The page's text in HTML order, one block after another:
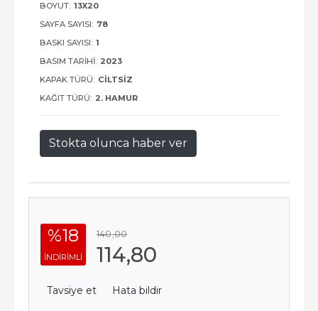
BOYUT: 13X20
SAYFA SAYISI: 78
BASKI SAYISI: 1
BASIM TARIHI: 2023
KAPAK TÜRÜ: CILTSIZ
KAĞIT TÜRÜ: 2. HAMUR
Stokta olunca haber ver
%18
INDIRIMLI
140,00
114,80
Tavsiye et Hata bildir